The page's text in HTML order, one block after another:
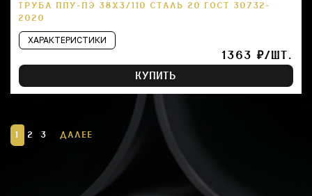
ТРУБА ППУ-ПЭ 38Х3/110 СТАЛЬ 20 ГОСТ 30732-
2020
ХАРАКТЕРИСТИКИ
1363 ₽/ШТ.
КУПИТЬ
1 2 3 ДАЛЕЕ